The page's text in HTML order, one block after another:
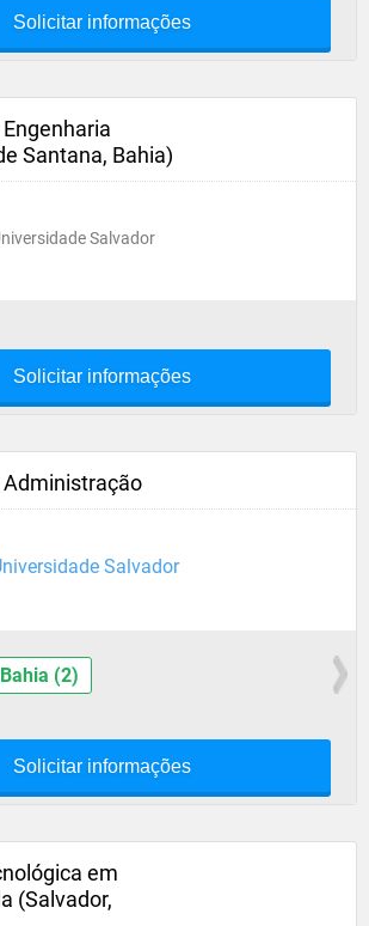
Solicitar informações
Santana, Bahia)
Salvador
Solicitar informações
Salvador
Bahia (2)
Solicitar informações
em
(Salvador,